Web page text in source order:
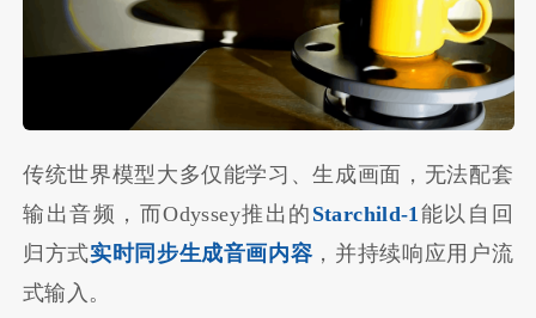
传统世界模型大多仅能学习、生成画面，无法配套
输出音频，而Odyssey推出的 Starchild-1能以自回
归方式实时同步生成音画内容 ，并持续响应用户流
式输入。